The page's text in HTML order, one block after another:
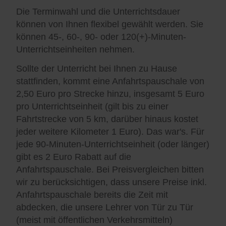
Die Terminwahl und die Unterrichtsdauer
können von Ihnen flexibel gewählt werden. Sie
können 45-, 60-, 90- oder 120(+)-Minuten-
Unterrichtseinheiten nehmen.
Sollte der Unterricht bei Ihnen zu Hause
stattfinden, kommt eine Anfahrtspauschale von
2,50 Euro pro Strecke hinzu, insgesamt 5 Euro
pro Unterrichtseinheit (gilt bis zu einer
Fahrtstrecke von 5 km, darüber hinaus kostet
jeder weitere Kilometer 1 Euro). Das war's. Für
jede 90-Minuten-Unterrichtseinheit (oder länger)
gibt es 2 Euro Rabatt auf die
Anfahrtspauschale. Bei Preisvergleichen bitten
wir zu berücksichtigen, dass unsere Preise inkl.
Anfahrtspauschale bereits die Zeit mit
abdecken, die unsere Lehrer von Tür zu Tür
(meist mit öffentlichen Verkehrsmitteln)